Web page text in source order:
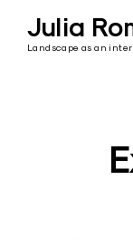
contentJulia
Landscape as an